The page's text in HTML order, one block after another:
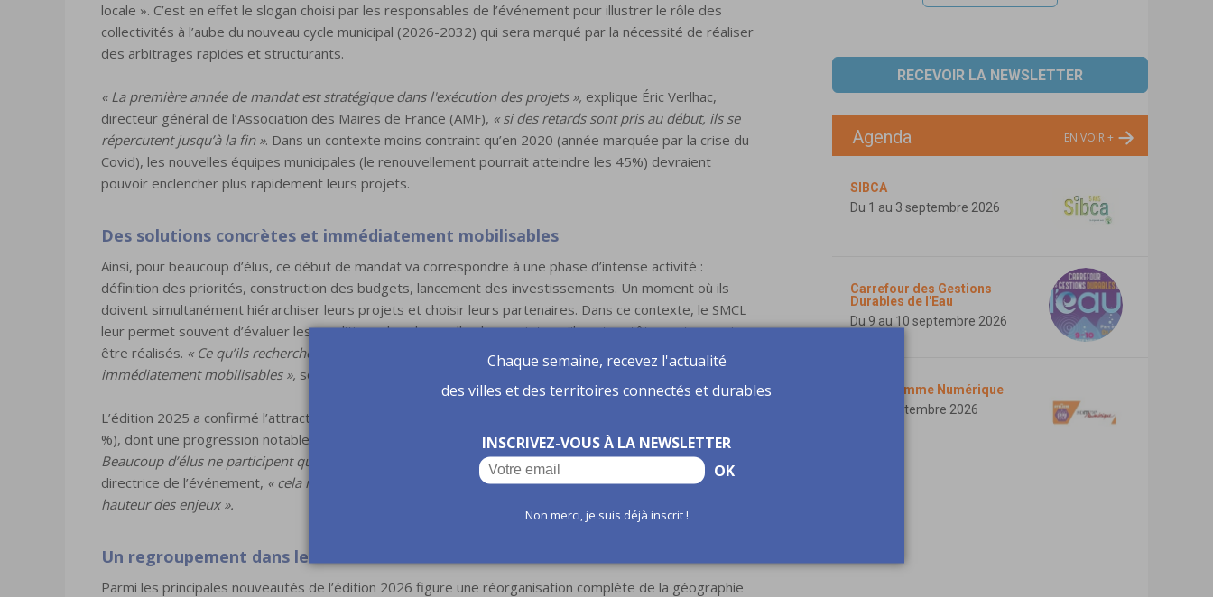
locale ». C’est en effet le slogan choisi par les responsables de l’événement pour illustrer le rôle des
collectivités à l’aube du nouveau cycle municipal (2026-2032) qui sera marqué par la nécessité de réaliser
des arbitrages rapides et structurants.
« La première année de mandat est stratégique dans l'exécution des projets », explique Éric Verlhac,
directeur général de l’Association des Maires de France (AMF), « si des retards sont pris au début, ils se
répercutent jusqu’à la fin ». Dans un contexte moins contraint qu’en 2020 (année marquée par la crise du
Covid), les nouvelles équipes municipales (le renouvellement pourrait atteindre les 45%) devraient
pouvoir enclencher plus rapidement leurs projets.
Des solutions concrètes et immédiatement mobilisables
Ainsi, pour beaucoup d’élus, ce début de mandat va correspondre à une phase d’intense activité :
définition des priorités, construction des budgets, lancement des investissements. Un moment où ils
doivent simultanément hiérarchiser leurs projets et choisir leurs partenaires. Dans ce contexte, le SMCL
leur permet souvent d’évaluer les conditions dans lesquelles les projets qu’ils ont en tête vont pouvoir
être réalisés. « Ce qu’ils recherchent, ce sont des solutions concrètes, compréhensibles et
immédiatement mobilisables », souligne Éric Verlhac.
L’édition 2025 a confirmé l’attractivité du salon, avec plus de 65 000 visiteurs (un chiffre en hausse de 8
%), dont une progression notable du nombre de maires (+15 %) et de cadres territoriaux (+19 %).«
Beaucoup d’élus ne participent qu’à un seul salon dans l’année »,souligne Stéphanie Gay-Torrente,
directrice de l’événement, « cela nous donne une responsabilité forte : proposer une offre utile, à la
hauteur des enjeux ».
Un regroupement dans les halls 4 et 7
Parmi les principales nouveautés de l’édition 2026 figure une réorganisation complète de la géographie
RECEVOIR LA NEWSLETTER
Agenda EN VOIR +
SIBCA
Du 1 au 3 septembre 2026
Carrefour des Gestions
Durables de l'Eau
Du 9 au 10 septembre 2026
ASCT Somme Numérique
Le 10 septembre 2026
Chaque semaine, recevez l'actualité
des villes et des territoires connectés et durables
INSCRIVEZ-VOUS À LA NEWSLETTER
OK
Non merci, je suis déjà inscrit !